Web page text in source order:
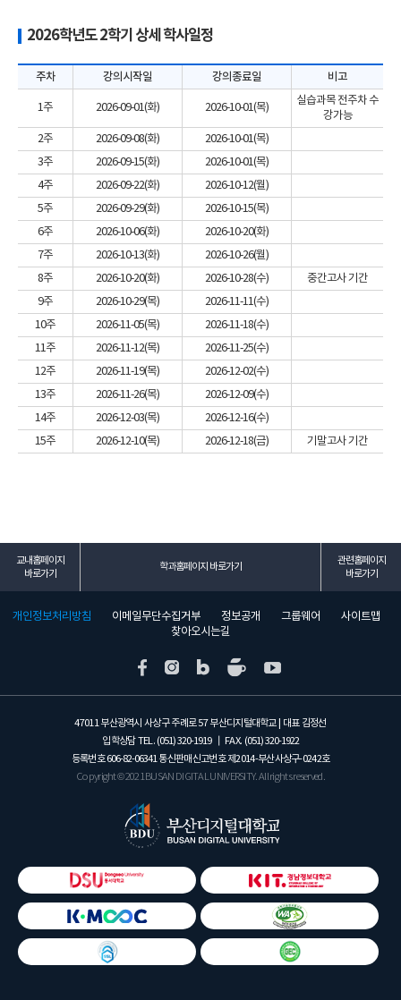
2026학년도 2학기 상세 학사일정
주차 강의시작일 강의종료일 비고
1주 2026-09-01(화) 2026-10-01(목)
실습과목 전주차 수
강가능
2주
2026-09-08(화)
2026-10-01(목)
3주
2026-09-15(화)
2026-10-01(목)
4주
2026-09-22(화)
2026-10-12(월)
5주
2026-09-29(화)
2026-10-15(목)
6주
2026-10-06(화)
2026-10-20(화)
7주
2026-10-13(화)
2026-10-26(월)
8주
2026-10-20(화) 2026-10-28(수)
중간고사 기간
9주
2026-10-29(목)
2026-11-11(수)
10주
2026-11-05(목)
2026-11-18(수)
11주
2026-11-12(목)
2026-11-25(수)
12주
2026-11-19(목)
2026-12-02(수)
13주
2026-11-26(목)
2026-12-09(수)
14주
2026-12-03(목)
2026-12-16(수)
15주
2026-12-10(목) 2026-12-18(금) 기말고사 기간
교내홈페이지
바로가기
학과홈페이지 바로가기
관련홈페이지
바로가기
개인정보처리방침 이메일무단수집거부 정보공개 그룹웨어
사이트맵
찾아오시는길
47011 부산광역시 사상구 주례로 57 부산디지털대학교 | 대표 김정선
입학상담 TEL. (051) 320-1919┃ FAX. (051) 320-1922
등록번호606-82-06341통신판매신고번호 제2014-부산사상구-0242호
Copyright © 2021 BUSAN DIGITAL UNIVERSITY. All rights reserved.